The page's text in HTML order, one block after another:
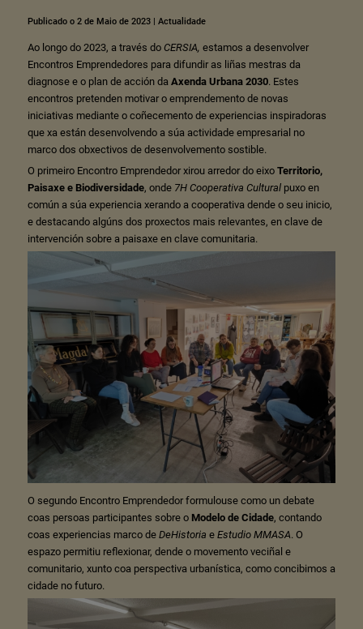
Publicado o 2 de Maio de 2023| Actualidade
Ao longo do 2023, a través do CERSIA, estamos a desenvolver
Encontros Emprendedores para difundir as liñas mestras da
diagnose e o plan de acción da Axenda Urbana 2030. Estes
encontros pretenden motivar o emprendemento de novas
iniciativas mediante o coñecemento de experiencias inspiradoras
que xa están desenvolvendo a súa actividade empresarial no
marco dos obxectivos de desenvolvemento sostible.
O primeiro Encontro Emprendedor xirou arredor do eixo Territorio,
Paisaxe e Biodiversidade, onde 7H Cooperativa Culturalpuxo en
común a súa experiencia xerando a cooperativa dende o seu inicio,
e destacando algúns dos proxectos mais relevantes, en clave de
intervención sobre a paisaxe en clave comunitaria.
O segundo Encontro Emprendedor formulouse como un debate
coas persoas participantes sobre o Modelo de Cidade, contando
coas experiencias marco de DeHistoria e Estudio MMASA. O
espazo permitiu reflexionar, dende o movemento veciñal e
comunitario, xunto coa perspectiva urbanística, como concibimos a
cidade no futuro.